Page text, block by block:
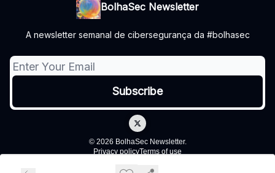
BolhaSec Newsletter
A newsletter semanal de cibersegurança da #bolhasec
© 2026 BolhaSec Newsletter.
Privacy policyTerms of use
Powered by beehiiv